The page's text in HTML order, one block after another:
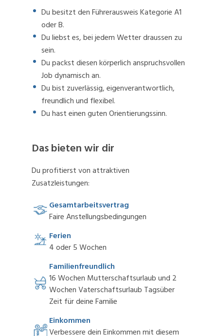
Du besitzt den Führerausweis Kategorie A1
oder B.
Du liebst es, bei jedem Wetter draussen zu
sein.
Du packst diesen körperlich anspruchsvollen
Job dynamisch an.
Du bist zuverlässig, eigenverantwortlich,
freundlich und flexibel.
Du hast einen guten Orientierungssinn.
Das bieten wir dir
Du profitierst von attraktiven
Zusatzleistungen:
Gesamtarbeitsvertrag
Faire Anstellungsbedingungen
Ferien
4 oder 5 Wochen
Familienfreundlich
16 Wochen Mutterschaftsurlaub und 2
Wochen Vaterschaftsurlaub Tagsüber
Zeit für deine Familie
Einkommen
Verbessere dein Einkommen mit diesem